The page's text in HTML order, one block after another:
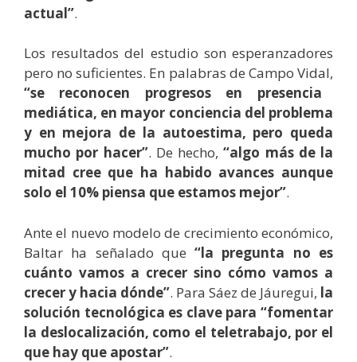
actual”.
Los resultados del estudio son esperanzadores
pero no suficientes. En palabras de Campo Vidal,
“se reconocen progresos en presencia
mediática, en mayor conciencia del problema
y en mejora de la autoestima, pero queda
mucho por hacer”. De hecho,“algo más de la
mitad cree que ha habido avances aunque
solo el 10% piensa que estamos mejor”.
Ante el nuevo modelo de crecimiento económico,
Baltar ha señalado que“la pregunta no es
cuánto vamos a crecer sino cómo vamos a
crecer y hacia dónde”. Para Sáez de Jáuregui, la
solución tecnológica es clave para “fomentar
la deslocalización, como el teletrabajo, por el
que hay que apostar”.